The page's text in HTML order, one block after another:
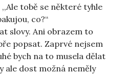
tobě se některé tyhle
co?“
slovy. Ani obrazem to
popsat. Zaprvé nejsem
bych na to musela dělat
ale dost možná neměly